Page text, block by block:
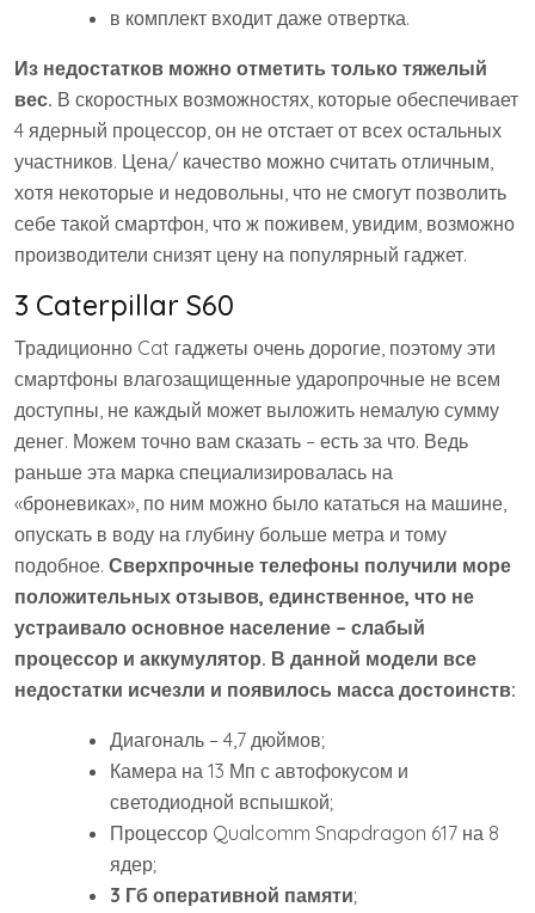
в комплект входит даже отвертка.
Из недостатков можно отметить только тяжелый
вес. В скоростных возможностях, которые обеспечивает
4 ядерный процессор, он не отстает от всех остальных
участников. Цена/ качество можно считать отличным,
хотя некоторые и недовольны, что не смогут позволить
себе такой смартфон, что ж поживем, увидим, возможно
производители снизят цену на популярный гаджет.
3 Caterpillar S60
Традиционно Cat гаджеты очень дорогие, поэтому эти
смартфоны влагозащищенные ударопрочные не всем
доступны, не каждый может выложить немалую сумму
денег. Можем точно вам сказать – есть за что. Ведь
раньше эта марка специализировалась на
«броневиках», по ним можно было кататься на машине,
опускать в воду на глубину больше метра и тому
подобное. Сверхпрочные телефоны получили море
положительных отзывов, единственное, что не
устраивало основное население – слабый
процессор и аккумулятор. В данной модели все
недостатки исчезли и появилось масса достоинств:
Диагональ – 4,7 дюймов;
Камера на 13 Мп с автофокусом и
светодиодной вспышкой;
Процессор Qualcomm Snapdragon 617 на 8
ядер;
3 Гб оперативной памяти;